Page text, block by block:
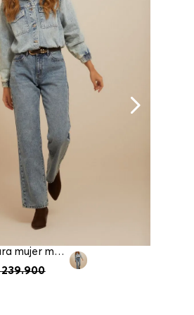
Chaqueta para mujer manga larga
239.900